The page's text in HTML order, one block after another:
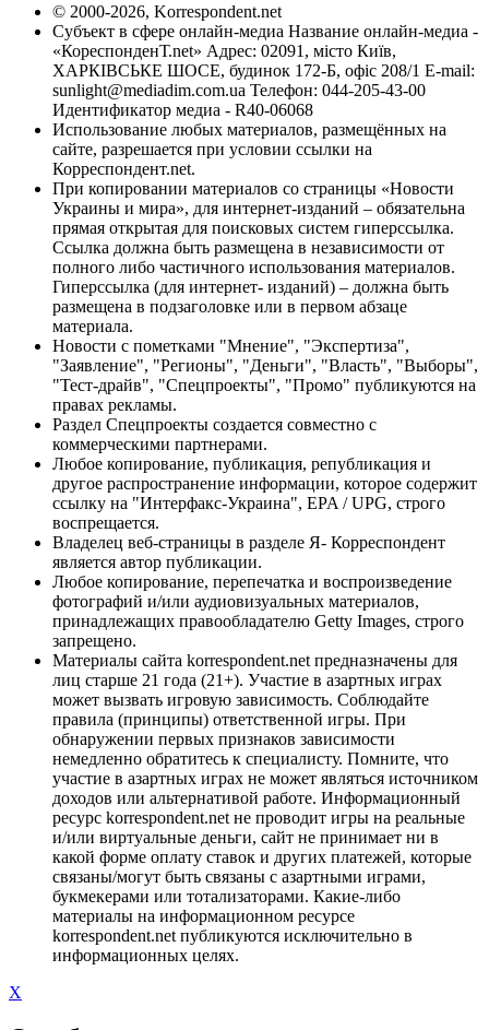
© 2000-2026, Korrespondent.net
Субъект в сфере онлайн-медиа Название онлайн-медиа -
«КореспонденТ.net» Адрес: 02091, місто Київ,
ХАРКІВСЬКЕ ШОСЕ, будинок 172-Б, офіс 208/1 E-mail:
sunlight@mediadim.com.ua Телефон: 044-205-43-00
Идентификатор медиа - R40-06068
Использование любых материалов, размещённых на
сайте, разрешается при условии ссылки на
Корреспондент.net.
При копировании материалов со страницы «Новости
Украины и мира», для интернет-изданий – обязательна
прямая открытая для поисковых систем гиперссылка.
Ссылка должна быть размещена в независимости от
полного либо частичного использования материалов.
Гиперссылка (для интернет- изданий) – должна быть
размещена в подзаголовке или в первом абзаце
материала.
Новости с пометками "Мнение", "Экспертиза",
"Заявление", "Регионы", "Деньги", "Власть", "Выборы",
"Тест-драйв", "Спецпроекты", "Промо" публикуются на
правах рекламы.
Раздел Спецпроекты создается совместно с
коммерческими партнерами.
Любое копирование, публикация, републикация и
другое распространение информации, которое содержит
ссылку на "Интерфакс-Украина", EPA / UPG, строго
воспрещается.
Владелец веб-страницы в разделе Я- Корреспондент
является автор публикации.
Любое копирование, перепечатка и воспроизведение
фотографий и/или аудиовизуальных материалов,
принадлежащих правообладателю Getty Images, строго
запрещено.
Материалы сайта korrespondent.net предназначены для
лиц старше 21 года (21+). Участие в азартных играх
может вызвать игровую зависимость. Соблюдайте
правила (принципы) ответственной игры. При
обнаружении первых признаков зависимости
немедленно обратитесь к специалисту. Помните, что
участие в азартных играх не может являться источником
доходов или альтернативой работе. Информационный
ресурс korrespondent.net не проводит игры на реальные
и/или виртуальные деньги, сайт не принимает ни в
какой форме оплату ставок и других платежей, которые
связаны/могут быть связаны с азартными играми,
букмекерами или тотализаторами. Какие-либо
материалы на информационном ресурсе
korrespondent.net публикуются исключительно в
информационных целях.
X